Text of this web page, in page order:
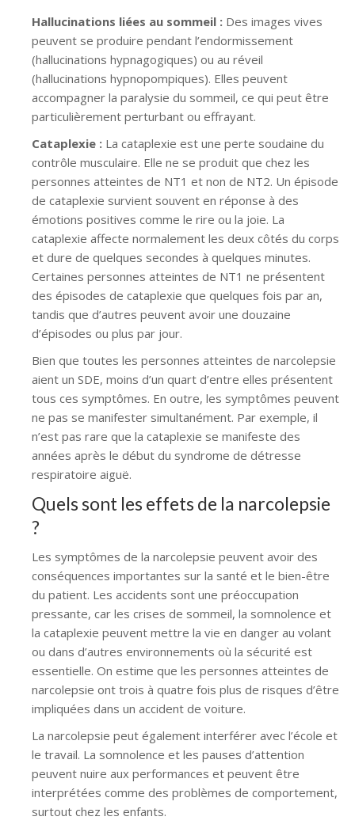
Hallucinations liées au sommeil : Des images vives
peuvent se produire pendant l’endormissement
(hallucinations hypnagogiques) ou au réveil
(hallucinations hypnopompiques). Elles peuvent
accompagner la paralysie du sommeil, ce qui peut être
particulièrement perturbant ou effrayant.
Cataplexie : La cataplexie est une perte soudaine du
contrôle musculaire. Elle ne se produit que chez les
personnes atteintes de NT1 et non de NT2. Un épisode
de cataplexie survient souvent en réponse à des
émotions positives comme le rire ou la joie. La
cataplexie affecte normalement les deux côtés du corps
et dure de quelques secondes à quelques minutes.
Certaines personnes atteintes de NT1 ne présentent
des épisodes de cataplexie que quelques fois par an,
tandis que d’autres peuvent avoir une douzaine
d’épisodes ou plus par jour.
Bien que toutes les personnes atteintes de narcolepsie
aient un SDE, moins d’un quart d’entre elles présentent
tous ces symptômes. En outre, les symptômes peuvent
ne pas se manifester simultanément. Par exemple, il
n’est pas rare que la cataplexie se manifeste des
années après le début du syndrome de détresse
respiratoire aiguë.
Quels sont les effets de la narcolepsie
?
Les symptômes de la narcolepsie peuvent avoir des
conséquences importantes sur la santé et le bien-être
du patient. Les accidents sont une préoccupation
pressante, car les crises de sommeil, la somnolence et
la cataplexie peuvent mettre la vie en danger au volant
ou dans d’autres environnements où la sécurité est
essentielle. On estime que les personnes atteintes de
narcolepsie ont trois à quatre fois plus de risques d’être
impliquées dans un accident de voiture.
La narcolepsie peut également interférer avec l’école et
le travail. La somnolence et les pauses d’attention
peuvent nuire aux performances et peuvent être
interprétées comme des problèmes de comportement,
surtout chez les enfants.